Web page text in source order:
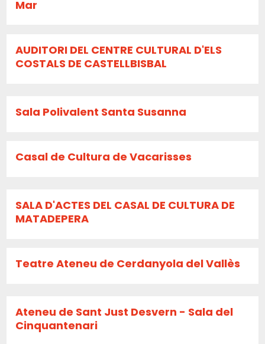
Mar
AUDITORI DEL CENTRE CULTURAL D'ELS
COSTALS DE CASTELLBISBAL
Sala Polivalent Santa Susanna
Casal de Cultura de Vacarisses
SALA D'ACTES DEL CASAL DE CULTURA DE
MATADEPERA
Teatre Ateneu de Cerdanyola del Vallès
Ateneu de Sant Just Desvern - Sala del
Cinquantenari